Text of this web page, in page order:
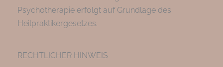
Psychotherapie erfolgt auf Grundlage des
Heilpraktikergesetzes.
RECHTLICHER HINWEIS